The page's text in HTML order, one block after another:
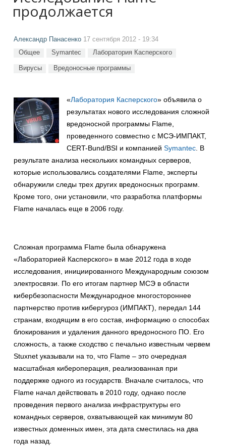
продолжается
Александр Панасенко 17 сентября 2012 - 19:34
Общее Symantec Лаборатория Касперского
Вирусы Вредоносные программы
«Лаборатория Касперского» объявила о
результатах нового исследования сложной
вредоносной программы Flame,
проведенного совместно с МСЭ-ИМПАКТ,
CERT-Bund/BSI и компанией Symantec . В
результате анализа нескольких командных серверов,
которые использовались создателями Flame, эксперты
обнаружили следы трех других вредоносных программ.
Кроме того, они установили, что разработка платформы
Flame началась еще в 2006 году.
Сложная программа Flame была обнаружена
«Лабораторией Касперского» в мае 2012 года в ходе
исследования, инициированного Международным союзом
электросвязи. По его итогам партнер МСЭ в области
кибербезопасности Международное многостороннее
партнерство против кибергуроз (ИМПАКТ), передал 144
странам, входящим в его состав, информацию о способах
блокирования и удаления данного вредоносного ПО. Его
сложность, а также сходство с печально известным червем
Stuxnet указывали на то, что Flame – это очередная
масштабная кибероперация, реализованная при
поддержке одного из государств. Вначале считалось, что
Flame начал действовать в 2010 году, однако после
проведения первого анализа инфраструктуры его
командных серверов, охватывающей как минимум 80
известных доменных имен, эта дата сместилась на два
года назад.